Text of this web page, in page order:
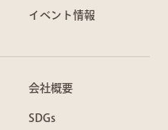
イベント情報
会社概要
SDGs